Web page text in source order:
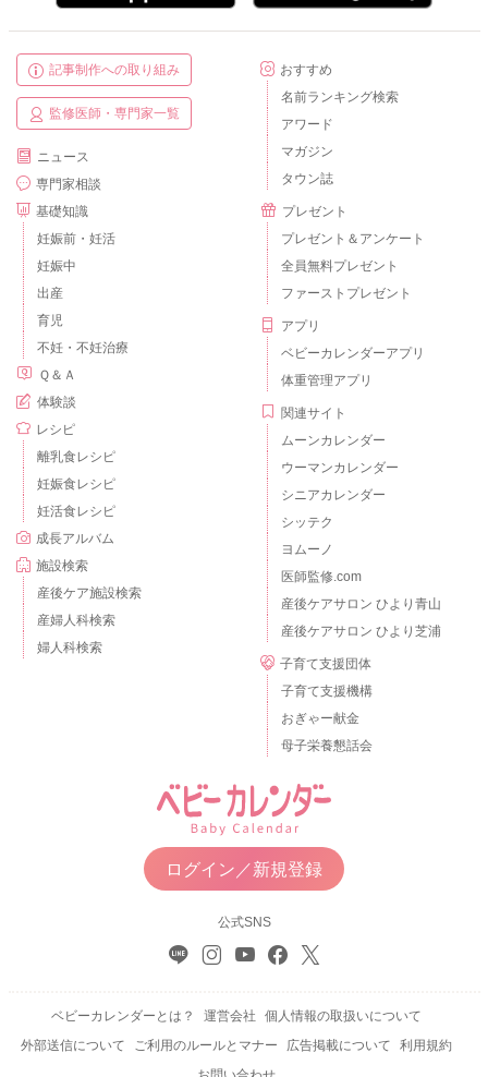
記事制作への取り組み
監修医師・専門家一覧
ニュース
専門家相談
基礎知識
妊娠前・妊活
妊娠中
出産
育児
不妊・不妊治療
Ｑ＆Ａ
体験談
レシピ
離乳食レシピ
妊娠食レシピ
妊活食レシピ
成長アルバム
施設検索
産後ケア施設検索
産婦人科検索
婦人科検索
おすすめ
名前ランキング検索
アワード
マガジン
タウン誌
プレゼント
プレゼント＆アンケート
全員無料プレゼント
ファーストプレゼント
アプリ
ベビーカレンダーアプリ
体重管理アプリ
関連サイト
ムーンカレンダー
ウーマンカレンダー
シニアカレンダー
シッテク
ヨムーノ
医師監修.com
産後ケアサロン ひより青山
産後ケアサロン ひより芝浦
子育て支援団体
子育て支援機構
おぎゃー献金
母子栄養懇話会
ログイン／新規登録
公式SNS
ベビーカレンダーとは？ 運営会社
個人情報の取扱いについて
外部送信について
ご利用のルールとマナー 広告掲載について
利用規約